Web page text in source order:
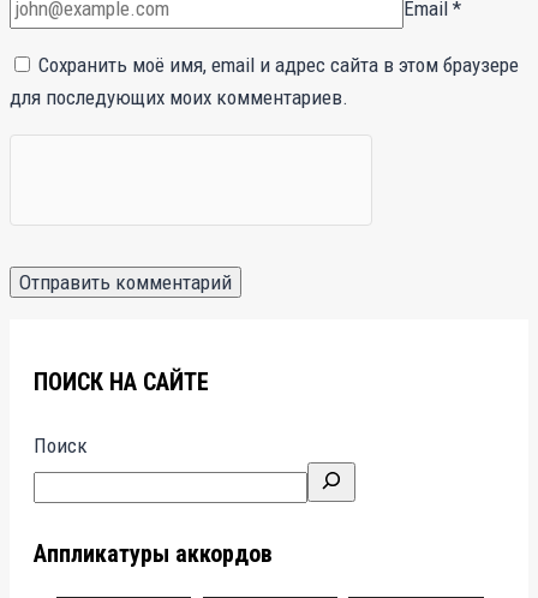
Email *
Сохранить моё имя, email и адрес сайта в этом браузере
для последующих моих комментариев.
ПОИСК НА САЙТЕ
Поиск
Аппликатуры аккордов